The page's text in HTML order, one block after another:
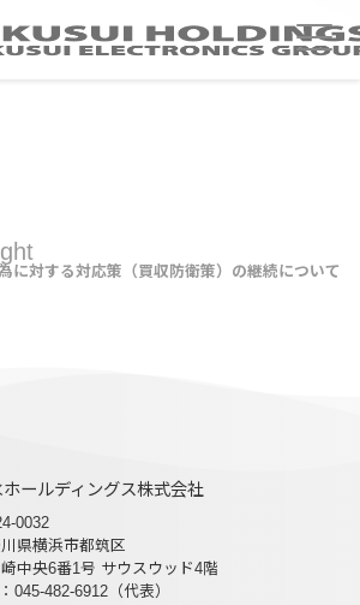
に対する対応策（買収防衛策）の継続について
ールディングス株式会社
0032
県横浜市都筑区
中央6番1号 サウスウッド4階
045-482-6912（代表）